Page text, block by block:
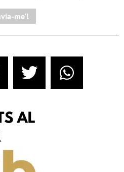
me'l